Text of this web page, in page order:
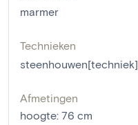
marmer
Technieken
steenhouwen[techniek]
Afmetingen
hoogte: 76 cm